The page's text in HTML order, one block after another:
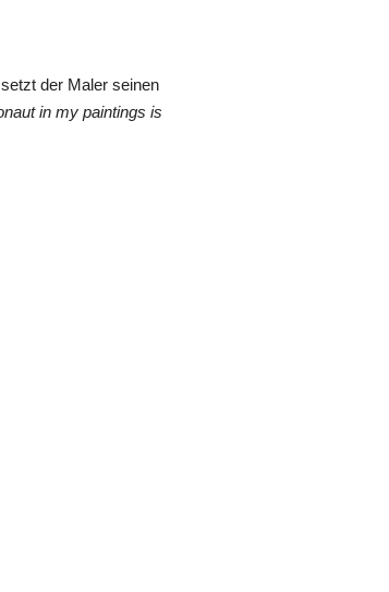
der Maler seinen
in my paintings is